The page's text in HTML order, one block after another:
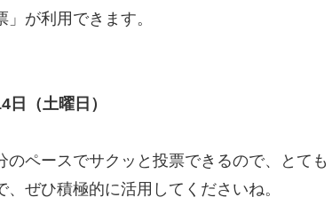
が利用できます。
（土曜日）
ペースでサクッと投票できるので、とても
ぜひ積極的に活用してくださいね。